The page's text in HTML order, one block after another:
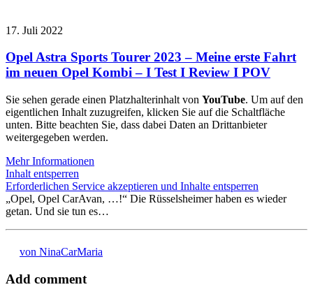
17. Juli 2022
Opel Astra Sports Tourer 2023 – Meine erste Fahrt
im neuen Opel Kombi – I Test I Review I POV
Sie sehen gerade einen Platzhalterinhalt von YouTube. Um auf den
eigentlichen Inhalt zuzugreifen, klicken Sie auf die Schaltfläche
unten. Bitte beachten Sie, dass dabei Daten an Drittanbieter
weitergegeben werden.
Mehr Informationen
Inhalt entsperren
Erforderlichen Service akzeptieren und Inhalte entsperren
„Opel, Opel CarAvan, …!“ Die Rüsselsheimer haben es wieder
getan. Und sie tun es…
von NinaCarMaria
Add comment